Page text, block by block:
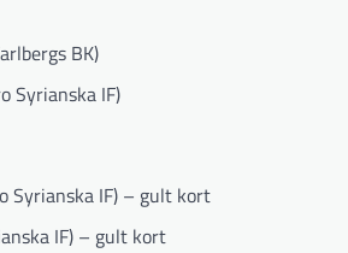
BK)
Syrianska IF)
Syrianska IF) – gult kort
IF) – gult kort